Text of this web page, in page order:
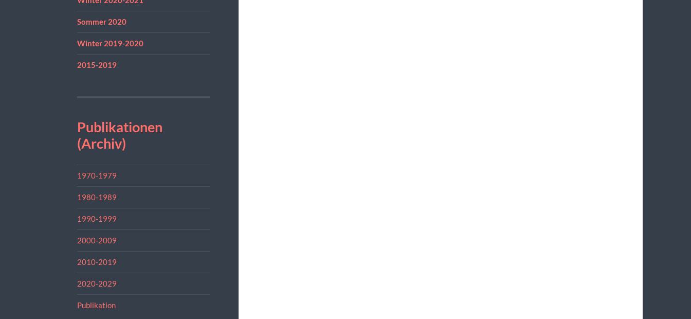
Sommer 2020
Winter 2019-2020
2015-2019
Publikationen
(Archiv)
1970-1979
1980-1989
1990-1999
2000-2009
2010-2019
2020-2029
Publikation